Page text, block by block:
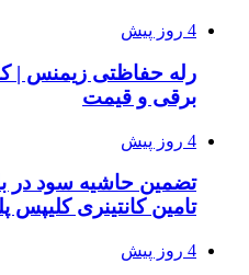
4 روز پیش
رله حفاظتی زیمنس |
برقی و قیمت
4 روز پیش
تضمین حاشیه سود در
تامین کانتینری کلیپس
4 روز پیش